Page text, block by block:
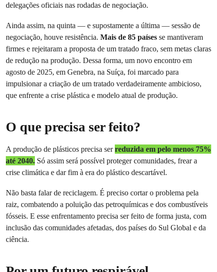
delegações oficiais nas rodadas de negociação.
Ainda assim, na quinta — e supostamente a última — sessão de
negociação, houve resistência. Mais de 85 países se mantiveram
firmes e rejeitaram a proposta de um tratado fraco, sem metas claras
de redução na produção. Dessa forma, um novo encontro em
agosto de 2025, em Genebra, na Suíça, foi marcado para
impulsionar a criação de um tratado verdadeiramente ambicioso,
que enfrente a crise plástica e modelo atual de produção.
O que precisa ser feito?
A produção de plásticos precisa serreduzida em pelo menos 75%
até 2040. Só assim será possível proteger comunidades, frear a
crise climática e dar fim à era do plástico descartável.
Não basta falar de reciclagem. É preciso cortar o problema pela
raiz, combatendo a poluição das petroquímicas e dos combustíveis
fósseis. E esse enfrentamento precisa ser feito de forma justa, com
inclusão das comunidades afetadas, dos países do Sul Global e da
ciência.